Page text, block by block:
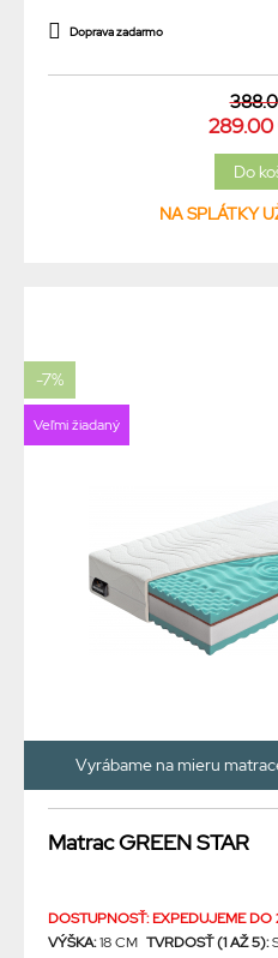
Doprava zadarmo
NA SPLÁTKY
-7%
Veľmi žiadaný
Vyrábame na mieru
Matrac GREEN STAR
DOSTUPNOSŤ: EXPEDUJEME DO
VÝŠKA:18 CM TVRDOSŤ (1 AŽ 5):